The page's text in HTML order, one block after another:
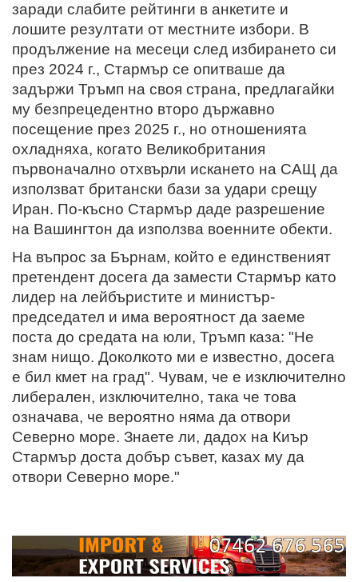
заради слабите рейтинги в анкетите и
лошите резултати от местните избори. В
продължение на месеци след избирането си
през 2024 г., Стармър се опитваше да
задържи Тръмп на своя страна, предлагайки
му безпрецедентно второ държавно
посещение през 2025 г., но отношенията
охладняха, когато Великобритания
първоначално отхвърли искането на САЩ да
използват британски бази за удари срещу
Иран. По-късно Стармър даде разрешение
на Вашингтон да използва военните обекти.
На въпрос за Бърнам, който е единственият
претендент досега да замести Стармър като
лидер на лейбъристите и министър-
председател и има вероятност да заеме
поста до средата на юли, Тръмп каза: "Не
знам нищо. Доколкото ми е известно, досега
е бил кмет на град". Чувам, че е изключително
либерален, изключително, така че това
означава, че вероятно няма да отвори
Северно море. Знаете ли, дадох на Киър
Стармър доста добър съвет, казах му да
отвори Северно море."